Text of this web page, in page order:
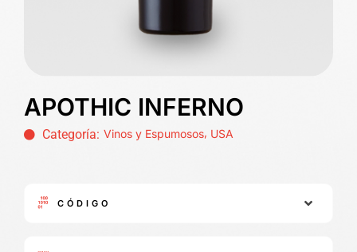
APOTHIC INFERNO
Categoría: Vinos y Espumosos, USA
CÓDIGO